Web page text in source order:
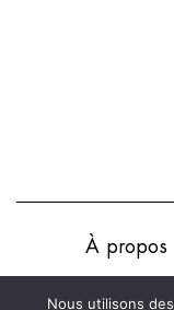
À propos
Nous utilisons